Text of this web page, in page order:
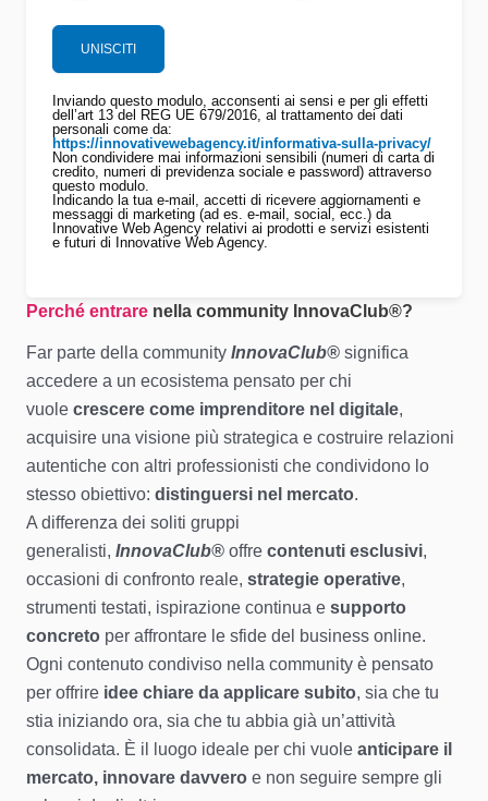
Inviando questo modulo, acconsenti ai sensi e per gli effetti
dell’art 13 del REG UE 679/2016, al trattamento dei dati
personali come da:
https://innovativewebagency.it/informativa-sulla-privacy/
Non condividere mai informazioni sensibili (numeri di carta di
credito, numeri di previdenza sociale e password) attraverso
questo modulo.
Indicando la tua e-mail, accetti di ricevere aggiornamenti e
messaggi di marketing (ad es. e-mail, social, ecc.) da
Innovative Web Agency relativi ai prodotti e servizi esistenti
e futuri di Innovative Web Agency.
Perché entrare nella community InnovaClub®?
Far parte della community InnovaClub® significa
accedere a un ecosistema pensato per chi
vuole crescere come imprenditore nel digitale,
acquisire una visione più strategica e costruire relazioni
autentiche con altri professionisti che condividono lo
stesso obiettivo: distinguersi nel mercato.
A differenza dei soliti gruppi
generalisti, InnovaClub® offre contenuti esclusivi,
occasioni di confronto reale, strategie operative,
strumenti testati, ispirazione continua e supporto
concreto per affrontare le sfide del business online.
Ogni contenuto condiviso nella community è pensato
per offrire idee chiare da applicare subito, sia che tu
stia iniziando ora, sia che tu abbia già un’attività
consolidata. È il luogo ideale per chi vuole anticipare il
mercato, innovare davvero e non seguire sempre gli